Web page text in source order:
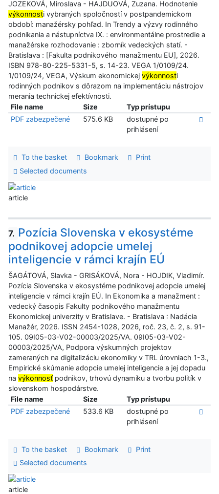
JOZEKOVÁ, Miroslava - HAJDUOVÁ, Zuzana. Hodnotenie
výkonnosti vybraných spoločností v postpandemickom
období: manažérsky pohľad. In Trendy a výzvy rodinného
podnikania a nástupníctva IX. : environmentálne prostredie a
manažérske rozhodovanie : zborník vedeckých statí. -
Bratislava : [Fakulta podnikového manažmentu EU], 2026.
ISBN 978-80-225-5331-5, s. 14-23. VEGA 1/0109/24.
1/0109/24, VEGA, Výskum ekonomickej výkonnosti
rodinných podnikov s dôrazom na implementáciu nástrojov
merania technickej efektívnosti.
File name
Size
Typ prístupu
PDF zabezpečené
575.6 KB
dostupné po
prihlásení
To the basket Bookmark
Print
Selected documents
article
7. Pozícia Slovenska v ekosystéme
podnikovej adopcie umelej
inteligencie v rámci krajín EÚ
ŠAGÁTOVÁ, Slavka - GRISÁKOVÁ, Nora - HOJDIK, Vladimír.
Pozícia Slovenska v ekosystéme podnikovej adopcie umelej
inteligencie v rámci krajín EÚ. In Ekonomika a manažment :
vedecký časopis Fakulty podnikového manažmentu
Ekonomickej univerzity v Bratislave. - Bratislava : Nadácia
Manažér, 2026. ISSN 2454-1028, 2026, roč. 23, č. 2, s. 91-
105. 09I05-03-V02-00003/2025/VA. 09I05-03-V02-
00003/2025/VA, Podpora výskumných projektov
zameraných na digitalizáciu ekonomiky v TRL úrovniach 1-3.,
Empirické skúmanie adopcie umelej inteligencie a jej dopadu
na výkonnosť podnikov, trhovú dynamiku a tvorbu politík v
slovenskom hospodárstve.
File name
Size
Typ prístupu
PDF zabezpečené
533.6 KB
dostupné po
prihlásení
To the basket Bookmark
Print
Selected documents
article